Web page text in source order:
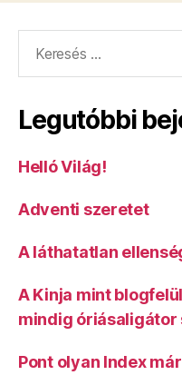
Legutóbbi
Helló Világ!
Adventi szeretet
A láthatatlan
A Kinja mint
mindig óriásaligátor
Pont olyan Index